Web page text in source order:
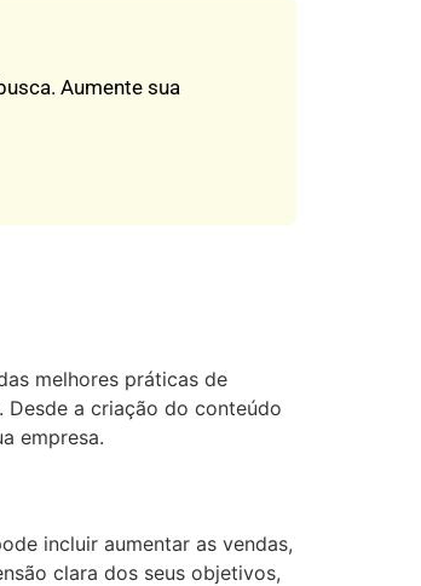
Aumente sua
melhores práticas de
a criação do conteúdo
empresa.
incluir aumentar as vendas,
clara dos seus objetivos,